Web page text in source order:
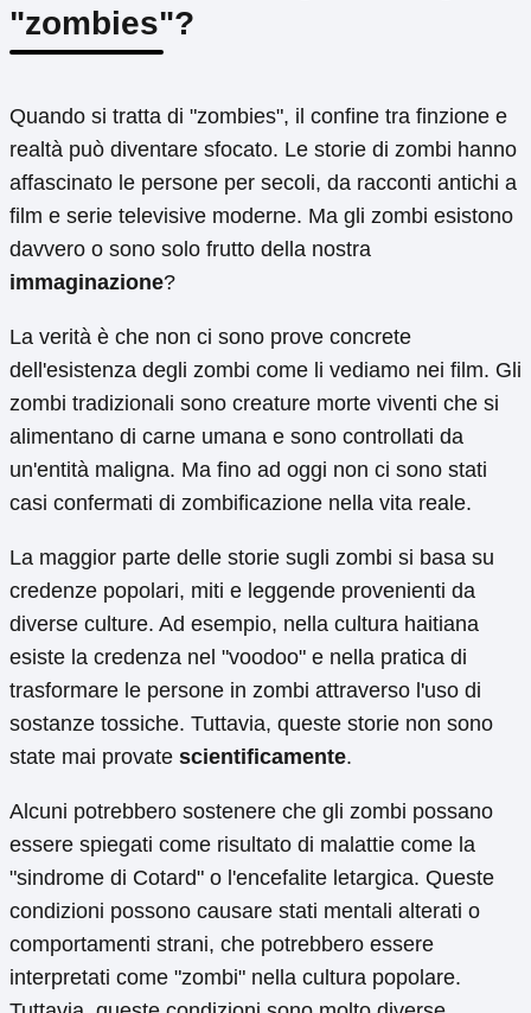
"zombies"?
Quando si tratta di "zombies", il confine tra finzione e
realtà può diventare sfocato. Le storie di zombi hanno
affascinato le persone per secoli, da racconti antichi a
film e serie televisive moderne. Ma gli zombi esistono
davvero o sono solo frutto della nostra
immaginazione?
La verità è che non ci sono prove concrete
dell'esistenza degli zombi come li vediamo nei film. Gli
zombi tradizionali sono creature morte viventi che si
alimentano di carne umana e sono controllati da
un'entità maligna. Ma fino ad oggi non ci sono stati
casi confermati di zombificazione nella vita reale.
La maggior parte delle storie sugli zombi si basa su
credenze popolari, miti e leggende provenienti da
diverse culture. Ad esempio, nella cultura haitiana
esiste la credenza nel "voodoo" e nella pratica di
trasformare le persone in zombi attraverso l'uso di
sostanze tossiche. Tuttavia, queste storie non sono
state mai provate scientificamente.
Alcuni potrebbero sostenere che gli zombi possano
essere spiegati come risultato di malattie come la
"sindrome di Cotard" o l'encefalite letargica. Queste
condizioni possono causare stati mentali alterati o
comportamenti strani, che potrebbero essere
interpretati come "zombi" nella cultura popolare.